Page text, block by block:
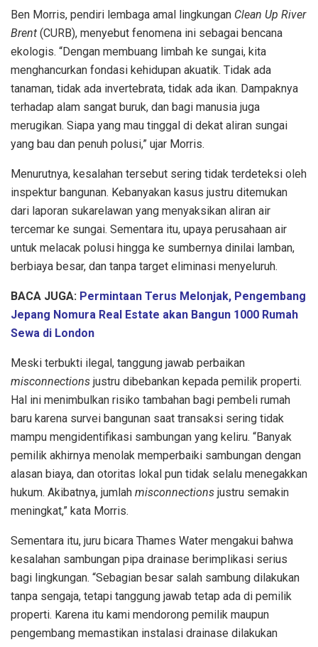
Ben Morris, pendiri lembaga amal lingkungan Clean Up River
Brent (CURB), menyebut fenomena ini sebagai bencana
ekologis. “Dengan membuang limbah ke sungai, kita
menghancurkan fondasi kehidupan akuatik. Tidak ada
tanaman, tidak ada invertebrata, tidak ada ikan. Dampaknya
terhadap alam sangat buruk, dan bagi manusia juga
merugikan. Siapa yang mau tinggal di dekat aliran sungai
yang bau dan penuh polusi,” ujar Morris.
Menurutnya, kesalahan tersebut sering tidak terdeteksi oleh
inspektur bangunan. Kebanyakan kasus justru ditemukan
dari laporan sukarelawan yang menyaksikan aliran air
tercemar ke sungai. Sementara itu, upaya perusahaan air
untuk melacak polusi hingga ke sumbernya dinilai lamban,
berbiaya besar, dan tanpa target eliminasi menyeluruh.
BACA JUGA: Permintaan Terus Melonjak, Pengembang
Jepang Nomura Real Estate akan Bangun 1000 Rumah
Sewa di London
Meski terbukti ilegal, tanggung jawab perbaikan
misconnections justru dibebankan kepada pemilik properti.
Hal ini menimbulkan risiko tambahan bagi pembeli rumah
baru karena survei bangunan saat transaksi sering tidak
mampu mengidentifikasi sambungan yang keliru. “Banyak
pemilik akhirnya menolak memperbaiki sambungan dengan
alasan biaya, dan otoritas lokal pun tidak selalu menegakkan
hukum. Akibatnya, jumlah misconnections justru semakin
meningkat,” kata Morris.
Sementara itu, juru bicara Thames Water mengakui bahwa
kesalahan sambungan pipa drainase berimplikasi serius
bagi lingkungan. “Sebagian besar salah sambung dilakukan
tanpa sengaja, tetapi tanggung jawab tetap ada di pemilik
properti. Karena itu kami mendorong pemilik maupun
pengembang memastikan instalasi drainase dilakukan